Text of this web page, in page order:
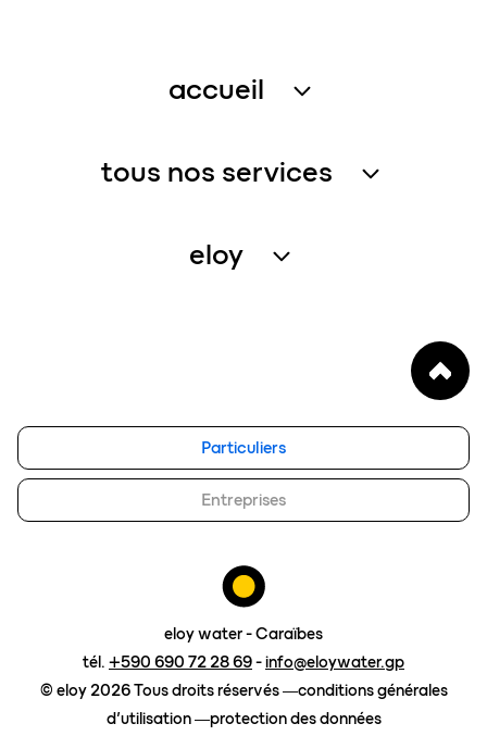
accueil
récupération de l’eau de pluie
tous nos services
services entretien
eloy
eloy group
travailler chez eloy
Contact
Particuliers
Entreprises
eloy water - Caraïbes
tél. +590 690 72 28 69-info@eloywater.gp
© eloy 2026 Tous droits réservés
conditions générales
d’utilisation
protection des données